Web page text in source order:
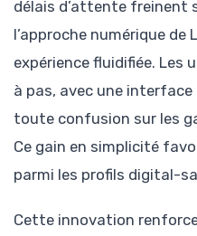
délais d’attente freinent
l’approche numérique de
expérience fluidifiée. Les
à pas, avec une
toute confusion sur les
Ce gain en simplicité
parmi les profils digital-
Cette innovation